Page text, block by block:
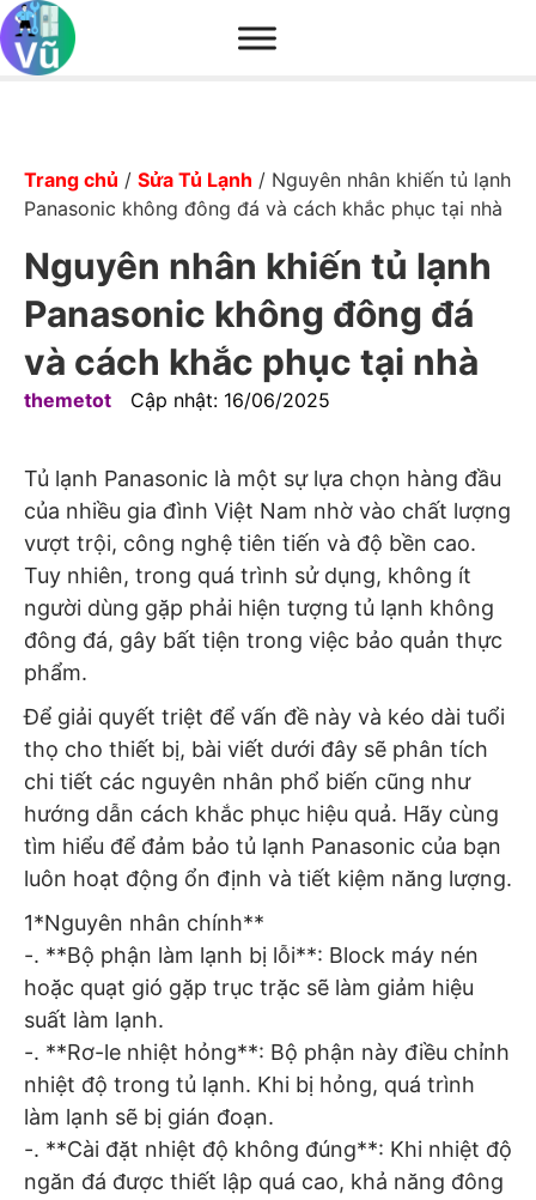
Trang chủ / Sửa Tủ Lạnh / Nguyên nhân khiến tủ lạnh
Panasonic không đông đá và cách khắc phục tại nhà
Nguyên nhân khiến tủ lạnh
Panasonic không đông đá
và cách khắc phục tại nhà
themetot Cập nhật: 16/06/2025
Tủ lạnh Panasonic là một sự lựa chọn hàng đầu
của nhiều gia đình Việt Nam nhờ vào chất lượng
vượt trội, công nghệ tiên tiến và độ bền cao.
Tuy nhiên, trong quá trình sử dụng, không ít
người dùng gặp phải hiện tượng tủ lạnh không
đông đá, gây bất tiện trong việc bảo quản thực
phẩm.
Để giải quyết triệt để vấn đề này và kéo dài tuổi
thọ cho thiết bị, bài viết dưới đây sẽ phân tích
chi tiết các nguyên nhân phổ biến cũng như
hướng dẫn cách khắc phục hiệu quả. Hãy cùng
tìm hiểu để đảm bảo tủ lạnh Panasonic của bạn
luôn hoạt động ổn định và tiết kiệm năng lượng.
1*Nguyên nhân chính**
-. **Bộ phận làm lạnh bị lỗi**: Block máy nén
hoặc quạt gió gặp trục trặc sẽ làm giảm hiệu
suất làm lạnh.
-. **Rơ-le nhiệt hỏng**: Bộ phận này điều chỉnh
nhiệt độ trong tủ lạnh. Khi bị hỏng, quá trình
làm lạnh sẽ bị gián đoạn.
-. **Cài đặt nhiệt độ không đúng**: Khi nhiệt độ
ngăn đá được thiết lập quá cao, khả năng đông